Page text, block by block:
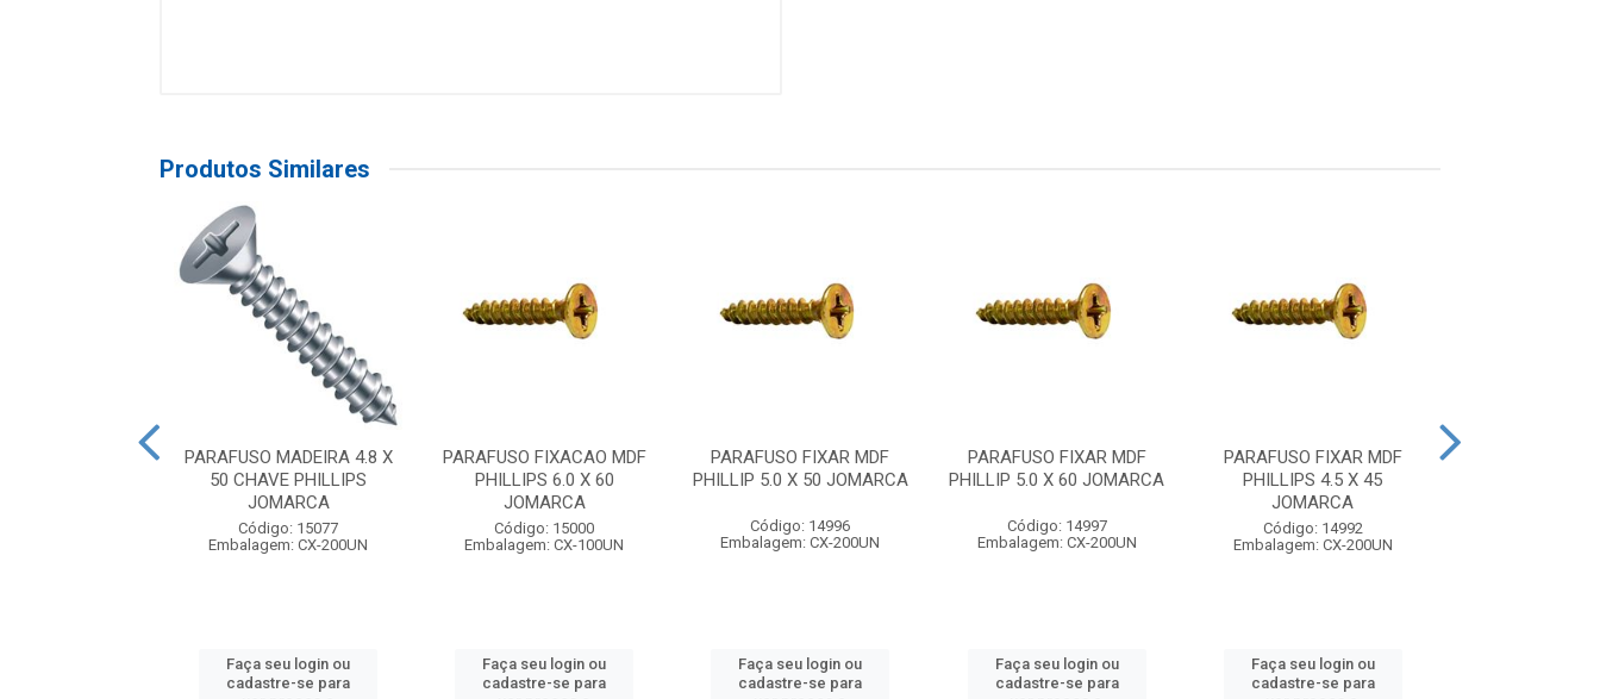
Produtos Similares
PARAFUSO MADEIRA 4.8 X
50 CHAVE PHILLIPS
JOMARCA
Código: 15077
Embalagem: CX-200UN
Faça seu login ou
cadastre-se para
PARAFUSO FIXACAO MDF
PHILLIPS 6.0 X 60
JOMARCA
Código: 15000
Embalagem: CX-100UN
Faça seu login ou
cadastre-se para
PARAFUSO FIXAR MDF
PHILLIP 5.0 X 50 JOMARCA
Código: 14996
Embalagem: CX-200UN
Faça seu login ou
cadastre-se para
PARAFUSO FIXAR MDF
PHILLIP 5.0 X 60 JOMARCA
Código: 14997
Embalagem: CX-200UN
Faça seu login ou
cadastre-se para
PARAFUSO FIXAR MDF
PHILLIPS 4.5 X 45
JOMARCA
Código: 14992
Embalagem: CX-200UN
Faça seu login ou
cadastre-se para